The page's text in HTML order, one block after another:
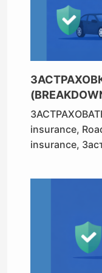
insurance,
insurance,